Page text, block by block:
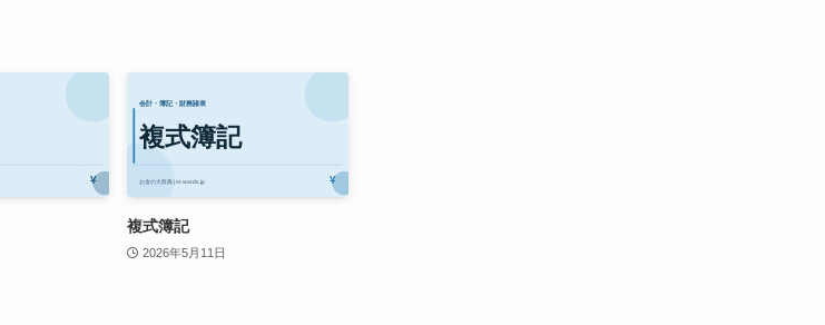
複式簿記
2026年5月11日